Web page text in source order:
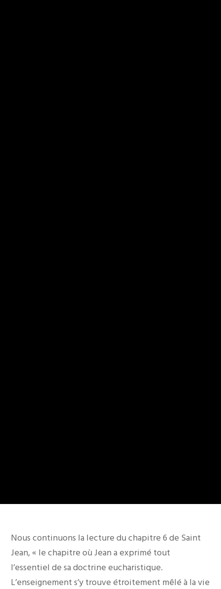
Nous continuons la lecture du chapitre 6 de Saint
Jean, « le chapitre où Jean a exprimé tout
l’essentiel de sa doctrine eucharistique.
L’enseignement s’y trouve étroitement mêlé à la vie